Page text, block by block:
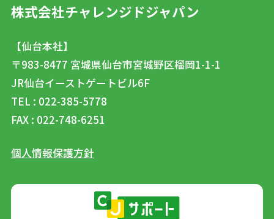
株式会社チャレンジドジャパン
【仙台本社】
〒983-8477 宮城県仙台市宮城野区榴岡1-1-1
JR仙台イーストゲートビル6F
TEL : 022-385-5778
FAX : 022-748-6251
個人情報保護方針